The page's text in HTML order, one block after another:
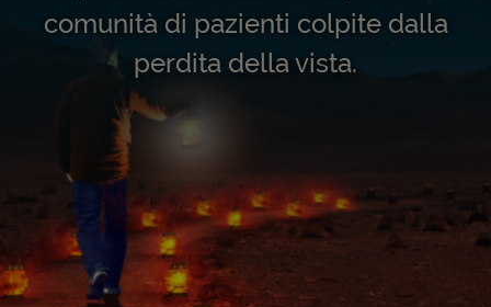
comunità di pazienti colpite dalla
perdita della vista.